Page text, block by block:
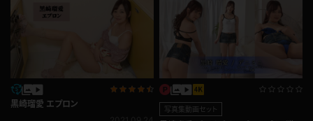
黒崎瑠愛 エプロン
写真集動画セット